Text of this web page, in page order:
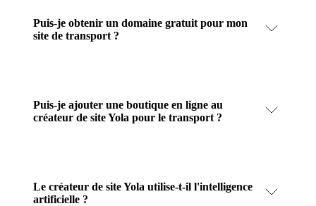
Puis-je obtenir un domaine gratuit pour mon
site de transport ?
Puis-je ajouter une boutique en ligne au
créateur de site Yola pour le transport ?
Le créateur de site Yola utilise-t-il l'intelligence
artificielle ?